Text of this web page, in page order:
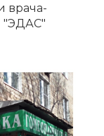
врача-
"ЭДАС"